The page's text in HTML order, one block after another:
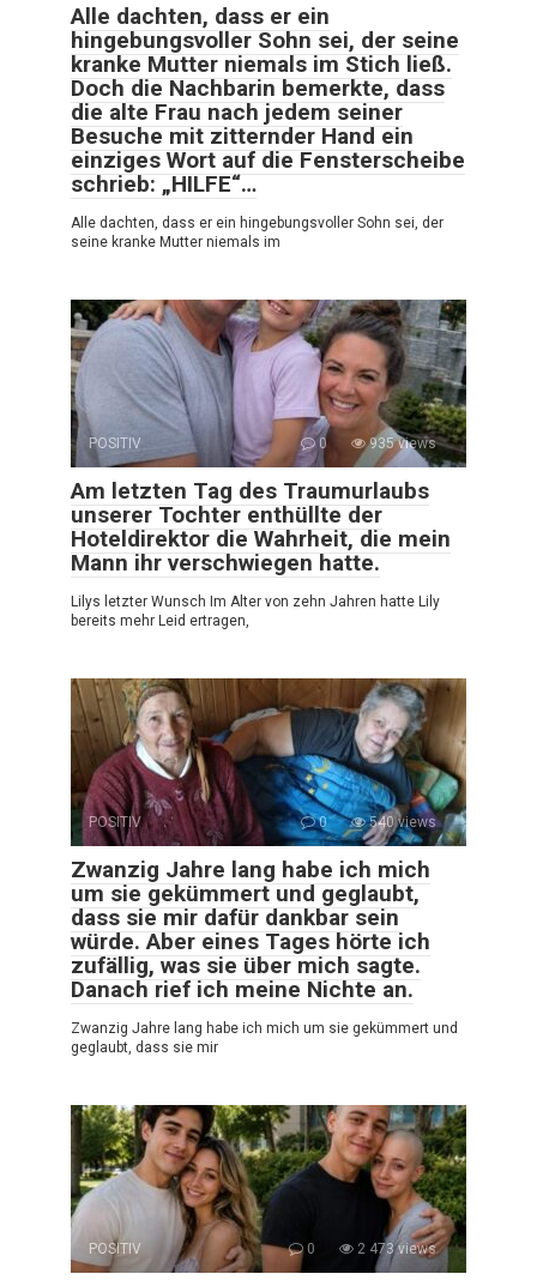
Alle dachten, dass er ein
hingebungsvoller Sohn sei, der seine
kranke Mutter niemals im Stich ließ.
Doch die Nachbarin bemerkte, dass
die alte Frau nach jedem seiner
Besuche mit zitternder Hand ein
einziges Wort auf die Fensterscheibe
schrieb: „HILFE“…
Alle dachten, dass er ein hingebungsvoller Sohn sei, der
seine kranke Mutter niemals im
POSITIV 0 935 views
Am letzten Tag des Traumurlaubs
unserer Tochter enthüllte der
Hoteldirektor die Wahrheit, die mein
Mann ihr verschwiegen hatte.
Lilys letzter Wunsch Im Alter von zehn Jahren hatte Lily
bereits mehr Leid ertragen,
POSITIV 0 540 views
Zwanzig Jahre lang habe ich mich
um sie gekümmert und geglaubt,
dass sie mir dafür dankbar sein
würde. Aber eines Tages hörte ich
zufällig, was sie über mich sagte.
Danach rief ich meine Nichte an.
Zwanzig Jahre lang habe ich mich um sie gekümmert und
geglaubt, dass sie mir
POSITIV 0 2 473 views